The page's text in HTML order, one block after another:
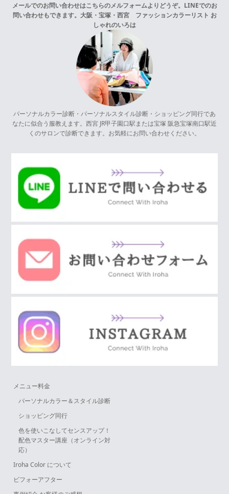
メールでのお問い合わせはこちらのメルフォームよりどうぞ。LINEでのお
問い合わせもできます。 大阪・宝塚・西宮 ファッションカラーリスト お
しゃれのいろは
パーソナルカラー診断・パーソナルスタイル診断・ショッピング同行であ
なたに似合う服教えます。西宮 JR甲子園口駅または宝塚 阪急宝塚南口駅近
くのサロンで診断できます。お気軽にお問い合わせください。
メニュー料金
パーソナルカラー＆スタイル診断
ショッピング同行
色を使いこなしてセンスアップ！
配色マスター講座（オンライン対
応）
Iroha Color について
ビフォーアフター